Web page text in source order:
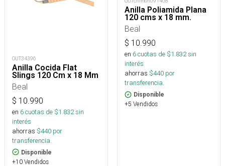
OUT34396
Anilla Cocida Flat
Slings 120 Cm x 18 Mm
Beal
$ 10.990
en 6cuotas de $1.832sin
interés
ahorras $440 por
transferencia.
Disponible
+10 Vendidos
Anilla Poliamida Plana
120 cms x 18 mm.
Beal
$ 10.990
en 6cuotas de $1.832sin
interés
ahorras $440 por
transferencia.
Disponible
+5 Vendidos